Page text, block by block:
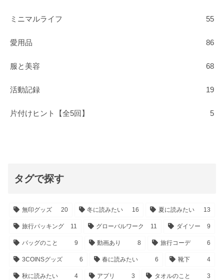
ミニマルライフ 55
愛用品 86
服と美容 68
活動記録 19
片付けヒント【全5回】 5
タグで探す
無印グッズ 20 冬に読みたい 16 夏に読みたい 13
旅行パッキング 11 グローバルワーク 11 ダイソー 9
バッグのこと 9 動画あり 8 旅行コーデ 6
3COINSグッズ 6 春に読みたい 6 靴下 4
秋に読みたい 4 アプリ 3 タオルのこと 3